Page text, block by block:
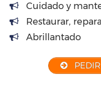
Cuidado y
Restaurar,
Abrillantado